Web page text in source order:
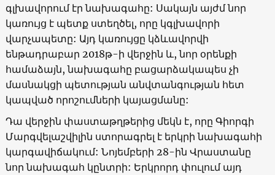
գլխավորում էր նախագահը: Սակայն այժմ նոր
կառույց է պետք ստեղծել, որը կգլխավորի
վարչապետը: Այդ կառույցը կձևավորվի
ենթադրաբար 2018թ-ի վերջին և, նոր օրենքի
համաձայն, նախագահը բացարձակապես չի
մասնակցի պետության անվտանգության հետ
կապված որոշումների կայացմանը:
Դա վերջին փաստաթղթերից մեկն է, որը Գիորգի
Մարգվելաշվիլին ստորագրել է երկրի նախագահի
կարգավիճակում: Նոյեմբերի 28-ին Վրաստանը
նոր նախագահ կընտրի: Երկրորդ փուլում այդ